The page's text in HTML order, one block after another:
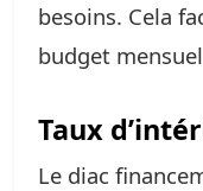
besoins. Cela
budget
Taux
Le diac